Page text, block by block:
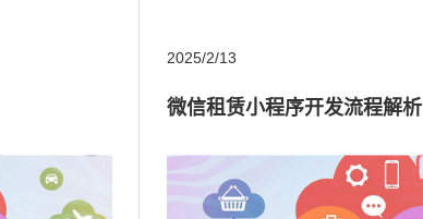
2025/2/13
微信租赁小程序开发流程解析